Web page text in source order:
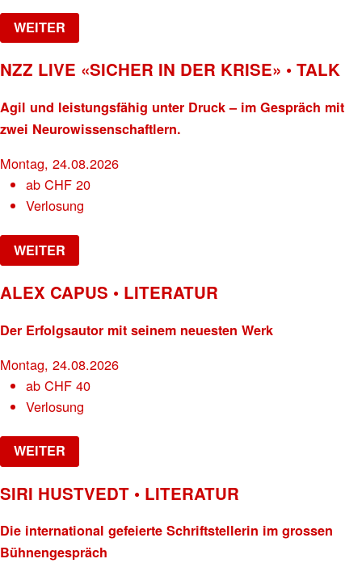
WEITER
NZZ LIVE «SICHER IN DER KRISE» • TALK
Agil und leistungsfähig unter Druck – im Gespräch mit
zwei Neurowissenschaftlern.
Montag, 24.08.2026
abCHF 20
Verlosung
WEITER
ALEX CAPUS • LITERATUR
Der Erfolgsautor mit seinem neuesten Werk
Montag, 24.08.2026
abCHF 40
Verlosung
WEITER
SIRI HUSTVEDT • LITERATUR
Die international gefeierte Schriftstellerin im grossen
Bühnengespräch